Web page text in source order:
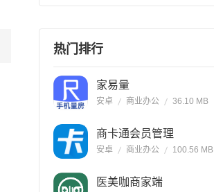
热门排行
家易量
安卓 商业办公 36.10 MB
商卡通会员管理
安卓 商业办公 100.56 MB
医美咖商家端